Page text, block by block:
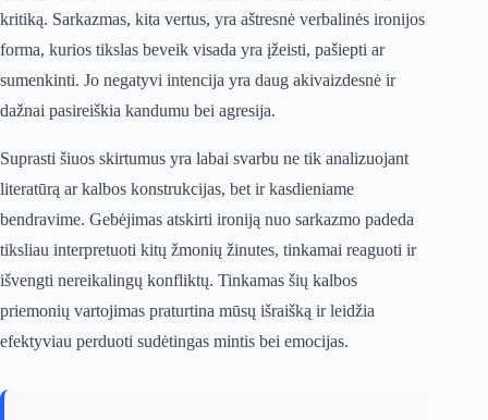
kritiką. Sarkazmas, kita vertus, yra aštresnė verbalinės ironijos
forma, kurios tikslas beveik visada yra įžeisti, pašiepti ar
sumenkinti. Jo negatyvi intencija yra daug akivaizdesnė ir
dažnai pasireiškia kandumu bei agresija.
Suprasti šiuos skirtumus yra labai svarbu ne tik analizuojant
literatūrą ar kalbos konstrukcijas, bet ir kasdieniame
bendravime. Gebėjimas atskirti ironiją nuo sarkazmo padeda
tiksliau interpretuoti kitų žmonių žinutes, tinkamai reaguoti ir
išvengti nereikalingų konfliktų. Tinkamas šių kalbos
priemonių vartojimas praturtina mūsų išraišką ir leidžia
efektyviau perduoti sudėtingas mintis bei emocijas.